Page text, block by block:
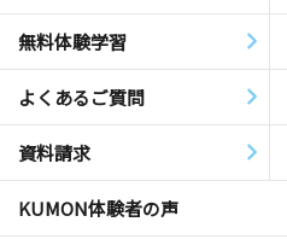
無料体験学習
よくあるご質問
資料請求
KUMON体験者の声